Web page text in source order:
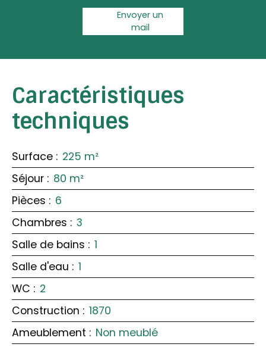
Envoyer un
mail
Caractéristiques
techniques
Surface : 225 m²
Séjour : 80 m²
Pièces : 6
Chambres : 3
Salle de bains : 1
Salle d'eau : 1
WC : 2
Construction : 1870
Ameublement : Non meublé